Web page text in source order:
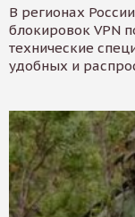
В регионах
блокировок VPN
технические
удобных и